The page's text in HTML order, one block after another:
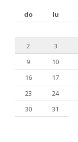
do lu
2
3
9
10
16
17
23
24
30
31